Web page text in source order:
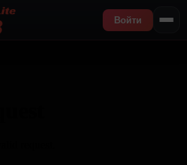
Войти